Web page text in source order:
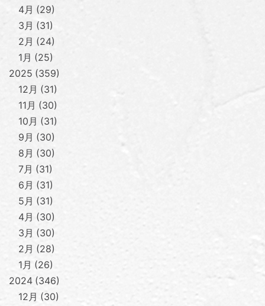
4月
29
3月
31
2月
24
1月
25
2025 359
12月
31
11月
30
10月
31
9月
30
8月
30
7月
31
6月
31
5月
31
4月
30
3月
30
2月
28
1月
26
2024 346
12月
30